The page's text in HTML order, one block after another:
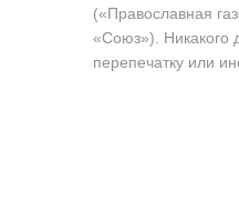
(«Православная
«Союз»). Никакого
перепечатку или